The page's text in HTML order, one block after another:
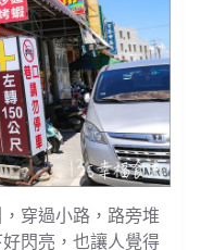
穿過小路，路旁堆
閃亮，也讓人覺得